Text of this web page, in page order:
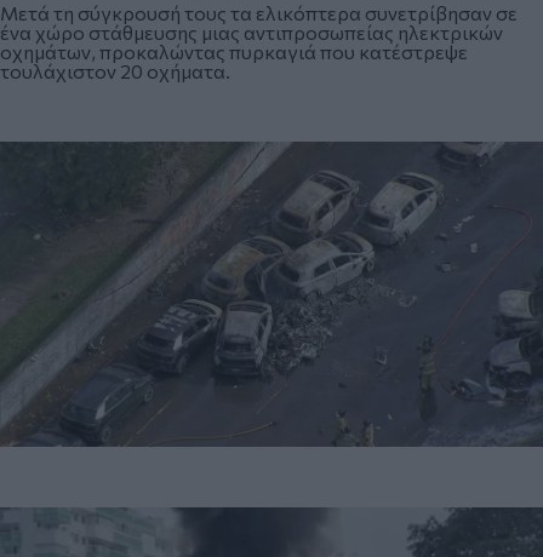
Μετά τη σύγκρουσή τους τα ελικόπτερα συνετρίβησαν σε
ένα χώρο στάθμευσης μιας αντιπροσωπείας ηλεκτρικών
οχημάτων, προκαλώντας πυρκαγιά που κατέστρεψε
τουλάχιστον 20 οχήματα.